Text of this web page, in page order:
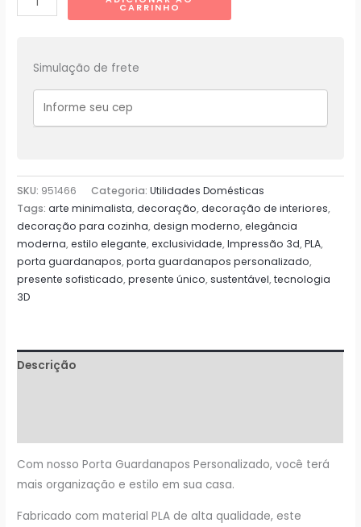
guardanapos
personalizado
CARRINHO
Simulação de frete
SKU: 951466 Categoria:Utilidades Domésticas
Tags:arte minimalista,decoração,decoração de interiores,
decoração para cozinha,design moderno,elegância
moderna,estilo elegante,exclusividade,Impressão 3d,PLA,
porta guardanapos,porta guardanapos personalizado,
presente sofisticado,presente único,sustentável,tecnologia
3D
Descrição
Com nosso Porta Guardanapos Personalizado, você terá
mais organização e estilo em sua casa.
Fabricado com material PLA de alta qualidade, este